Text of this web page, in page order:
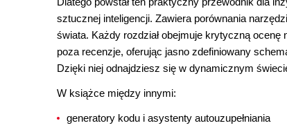
sztucznej inteligencji. Zawiera porównania
świata. Każdy rozdział obejmuje krytyczną
poza recenzje, oferując jasno zdefiniowany
Dzięki niej odnajdziesz się w dynamicznym
W książce między innymi:
generatory kodu i asystenty autouzupełniania